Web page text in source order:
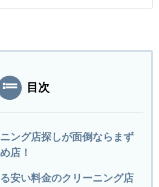
目次
ング店探しが面倒ならまず
店！
安い料金のクリーニング店